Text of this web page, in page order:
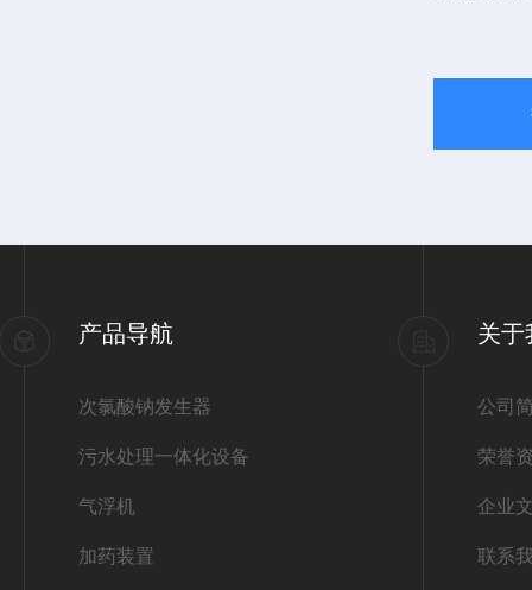
产品导航
次氯酸钠发生器
污水处理一体化设备
气浮机
加药装置
关于
公司
荣誉
企业
联系